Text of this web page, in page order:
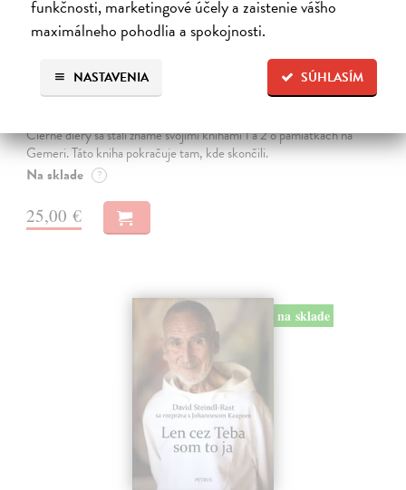
funkčnosti, marketingové účely a zaistenie vášho
maximálneho pohodlia a spokojnosti.
SÚHLASÍM
NASTAVENIA
Blízke veci: Príbehy ľudí Gemera na
dlani
Čierne diery sa stali známe svojimi knihami 1 a 2 o pamiatkach na
Gemeri. Táto kniha pokračuje tam, kde skončili.
Na sklade ?
25,00 €
na sklade